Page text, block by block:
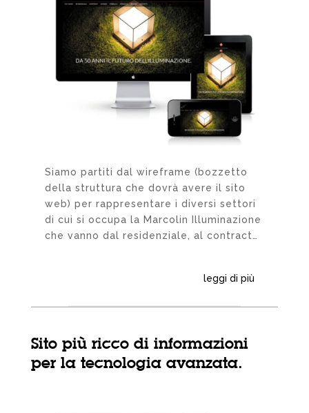
Siamo partiti dal wireframe (bozzetto
della struttura che dovrà avere il sito
web) per rappresentare i diversi settori
di cui si occupa la Marcolin Illuminazione
che vanno dal residenziale, al contract…
leggi di più
Sito più ricco di informazioni
per la tecnologia avanzata.